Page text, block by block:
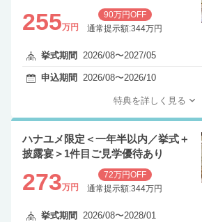
255万円
90万円OFF
通常提示額:344万円
挙式期間 2026/08〜2027/05
申込期間 2026/08〜2026/10
特典を詳しく見る
ハナユメ限定＜一年半以内／挙式＋
披露宴＞1件目ご見学優待あり
273万円
72万円OFF
通常提示額:344万円
挙式期間 2026/08〜2028/01